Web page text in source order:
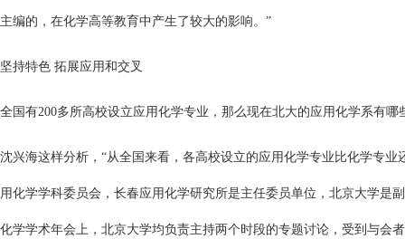
主编的，在化学高等教育中产生了较大的影响。”
坚持特色 拓展应用和交叉
全国有200多所高校设立应用化学专业，那么现在北大的应用化学系有哪
沈兴海这样分析，“从全国来看，各高校设立的应用化学专业比化学专
用化学学科委员会，长春应用化学研究所是主任委员单位，北京大学是
化学学术年会上，北京大学均负责主持两个时段的专题讨论，受到与会